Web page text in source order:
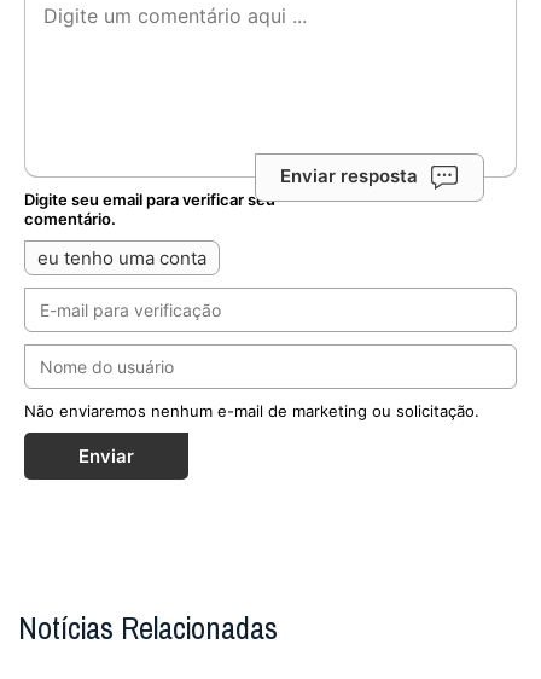
Enviar resposta
Digite seu email para verificar seu
comentário.
eu tenho uma conta
Não enviaremos nenhum e-mail de marketing ou solicitação.
Enviar
Notícias Relacionadas